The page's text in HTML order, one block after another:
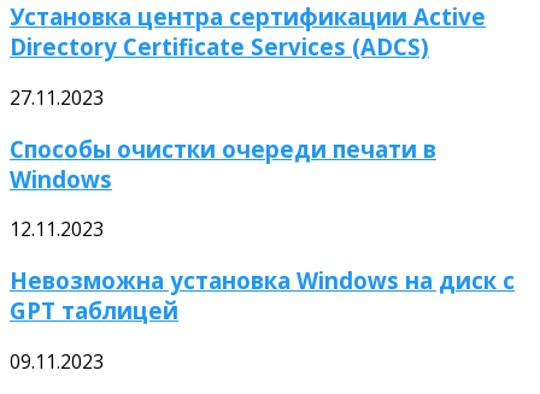
Установка центра сертификации Active
Directory Certificate Services (ADCS)
27.11.2023
Способы очистки очереди печати в
Windows
12.11.2023
Невозможна установка Windows на диск с
GPT таблицей
09.11.2023